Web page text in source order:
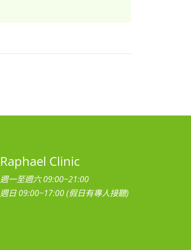
Raphael Clinic
週一至週六 09:00~21:00
週日 09:00~17:00 (假日有專人接聽)